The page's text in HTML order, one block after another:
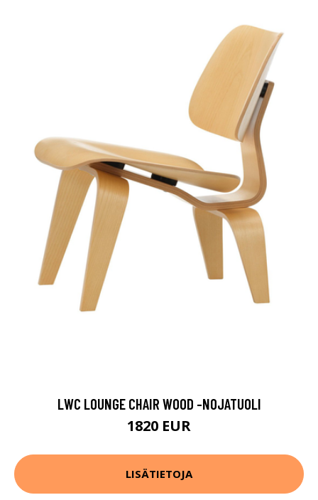
LWC LOUNGE CHAIR WOOD -NOJATUOLI
1820 EUR
LISÄTIETOJA